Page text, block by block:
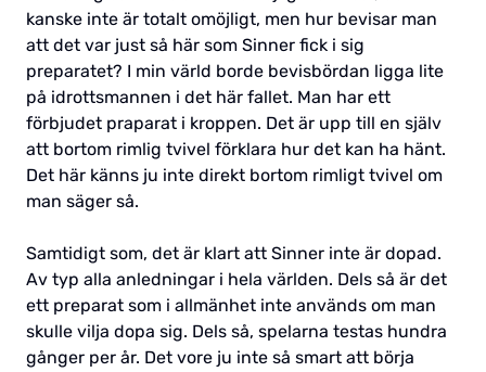
kanske inte är totalt omöjligt, men hur bevisar man
att det var just så här som Sinner fick i sig
preparatet? I min värld borde bevisbördan ligga lite
på idrottsmannen i det här fallet. Man har ett
förbjudet praparat i kroppen. Det är upp till en själv
att bortom rimlig tvivel förklara hur det kan ha hänt.
Det här känns ju inte direkt bortom rimligt tvivel om
man säger så.
Samtidigt som, det är klart att Sinner inte är dopad.
Av typ alla anledningar i hela världen. Dels så är det
ett preparat som i allmänhet inte används om man
skulle vilja dopa sig. Dels så, spelarna testas hundra
gånger per år. Det vore ju inte så smart att börja